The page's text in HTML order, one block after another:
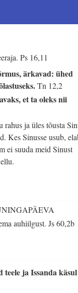
Ps 16,11
ärkavad: ühed
Tn 12,2
et ta oleks nii
rahus ja üles tõusta
Kes Sinusse usub,
ei suuda meid Sinust
auhiilgust.Js 60,2b
teele ja Issanda käsul